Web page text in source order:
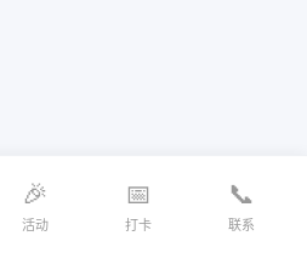
🎉
活动
📅
打卡
📞
联系